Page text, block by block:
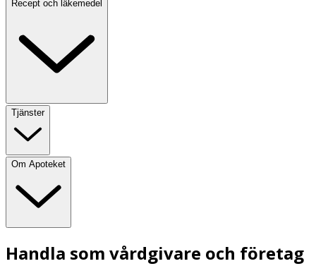
Recept och läkemedel
Tjänster
Om Apoteket
Handla som vårdgivare och företag